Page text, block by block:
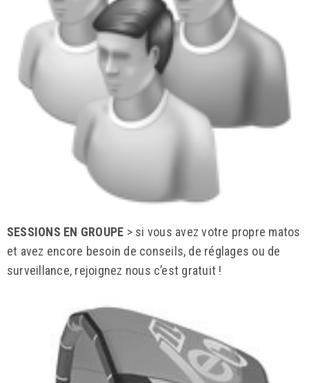
SESSIONS EN GROUPE > si vous avez votre propre matos
et avez encore besoin de conseils, de réglages ou de
surveillance, rejoignez nous c’est gratuit !